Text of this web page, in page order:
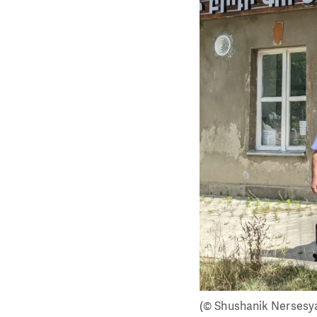
(© Shushanik